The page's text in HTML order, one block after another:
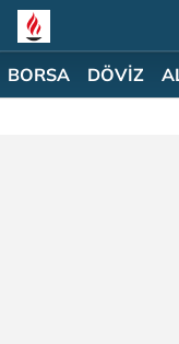
BORSA DÖVİZ